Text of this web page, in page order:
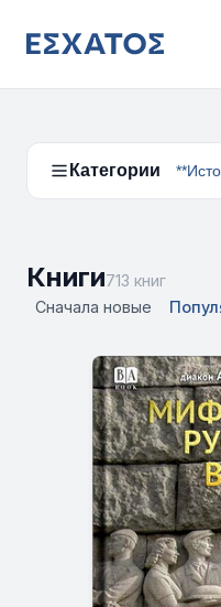
Категории
Книги713 книг
Сначала новые